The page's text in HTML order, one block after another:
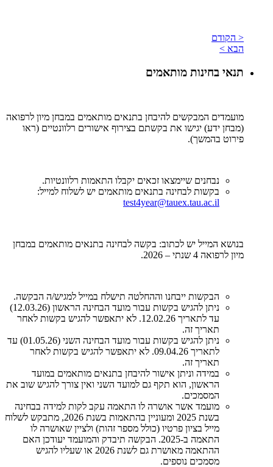
< הקודם
הבא >
תנאי בחינות מותאמים
מועמדים המבקשים להיבחן בתנאים מותאמים במבחן מיון לרפואה
(מבחן ידע) יגישו את בקשתם בצירוף אישורים רלוונטיים (ראו
פירוט בהמשך).
נבחנים שיימצאו זכאים יקבלו התאמות רלוונטיות.
בקשות לבחינה בתנאים מותאמים יש לשלוח למייל:
test4year@tauex.tau.ac.il
בנושא המייל יש לכתוב: בקשה לבחינה בתנאים מותאמים במבחן
מיון לרפואה 4 שנתי – 2026.
הבקשות ייבחנו וההחלטה תישלח במייל למגיש/ה הבקשה.
ניתן להגיש בקשות עבור מועד הבחינה הראשון (12.03.26)
עד לתאריך 12.02.26. לא יתאפשר להגיש בקשות לאחר
תאריך זה.
ניתן להגיש בקשות עבור מועד הבחינה השני (01.05.26) עד
לתאריך 09.04.26. לא יתאפשר להגיש בקשות לאחר
תאריך זה.
במידה וניתן אישור להיבחן בתנאים מותאמים במועד
הראשון, הוא תקף גם למועד השני ואין צורך להגיש שוב את
המסמכים.
מועמד אשר אושרה לו התאמה עקב לקות למידה בבחינה
בשנת 2025 ומעוניין בהתאמות בשנת 2026, מתבקש לשלוח
מייל בציון פרטיו (כולל מספר זהות) ולציין שאושרה לו
התאמה ב-2025. הבקשה תיבדק והמועמד יעודכן האם
ההתאמה מאושרת גם לשנת 2026 או שעליו להגיש
מסמכים נוספים.